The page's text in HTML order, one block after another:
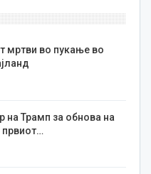
мртви во пукање во
на Трамп за обнова на
првиот…